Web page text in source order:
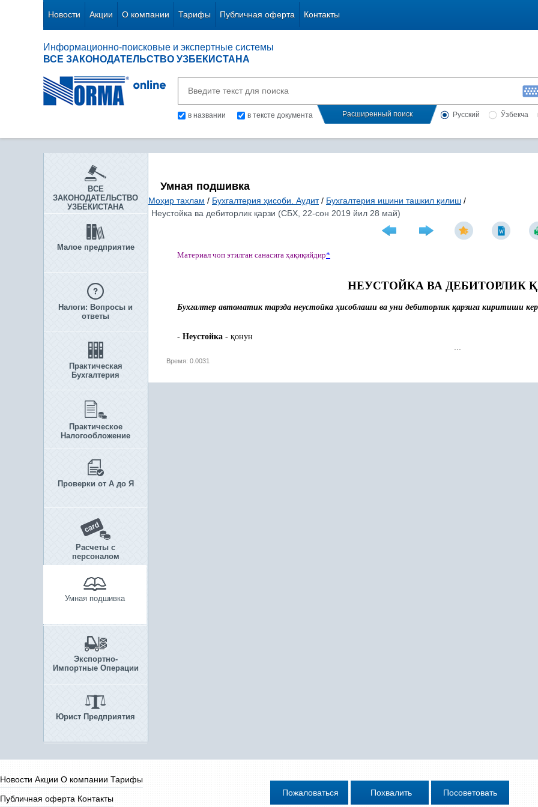
Новости Акции О компании Тарифы Публичная оферта Контакты
Информационно-поисковые и экспертные системы
ВСЕ ЗАКОНОДАТЕЛЬСТВО УЗБЕКИСТАНА
в названии в тексте документа Расширенный поиск Русский Ўзбекча
ВСЕ
ЗАКОНОДАТЕЛЬСТВО
УЗБЕКИСТАНА
Малое предприятие
Налоги: Вопросы и
ответы
Практическая
Бухгалтерия
Практическое
Налогообложение
Проверки от А до Я
Расчеты с
персоналом
Умная подшивка
Экспортно-
Импортные Операции
Юрист Предприятия
Умная подшивка
Моҳир тахлам / Бухгалтерия ҳисоби. Аудит / Бухгалтерия ишини ташкил қилиш /
Неустойка ва дебиторлик қарзи (СБХ, 22-сон 2019 йил 28 май)
Материал чоп этилган санасига ҳақиқийдир*
НЕУСТОЙКА ВА ДЕБИТОРЛИК Қ
Бухгалтер автоматик тарзда неустойка ҳисоблаши ва уни дебиторлик қарзига киритиши
- Неустойка - қонун
Время: 0.0031
Новости Акции О компании Тарифы
Публичная оферта Контакты